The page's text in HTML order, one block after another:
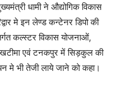
धामी ने औद्योगिक विकास
मे इन लेण्ड कन्टेनर डिपो की
कल्स्टर विकास योजनाओं,
एवं टनकपुर में सिड़कुल की
मे भी तेजी लाये जाने को कहा।